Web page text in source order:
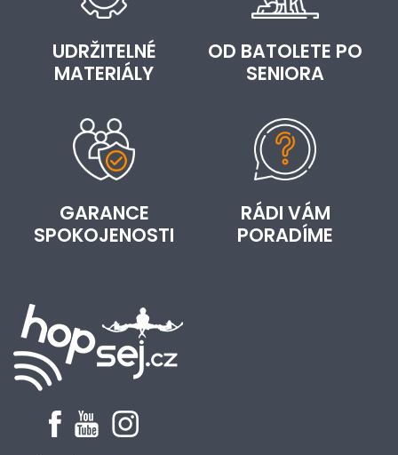
UDRŽITELNÉ
MATERIÁLY
OD BATOLETE PO
SENIORA
GARANCE
SPOKOJENOSTI
RÁDI VÁM
PORADÍME